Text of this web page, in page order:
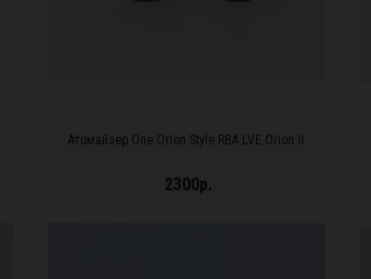
Атомайзер One Orion Style RBA LVE Orion II
2300р.